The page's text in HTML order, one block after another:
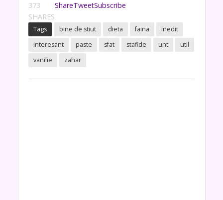
373
SHARES
ShareTweetSubscribe
Tags bine de stiut dieta faina
inedit
interesant
paste sfat stafide unt
util
vanilie
zahar